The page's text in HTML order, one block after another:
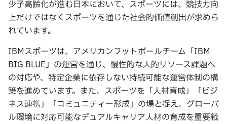
少子高齢化が進む日本において、スポーツには、競技力向
上だけではなくスポーツを通じた社会的価値創出が求めら
れています。
IBMスポーツは、アメリカンフットボールチーム「IBM
BIG BLUE」の運営を通じ、慢性的な人的リソース課題へ
の対応や、特定企業に依存しない持続可能な運営体制の構
築を進めています。また、スポーツを「人材育成」「ビジ
ネス連携」「コミュニティー形成」の場と捉え、グローバ
ル環境に対応可能なデュアルキャリア人材の育成を重要戦